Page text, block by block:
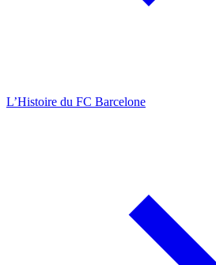
L’Histoire du FC Barcelone